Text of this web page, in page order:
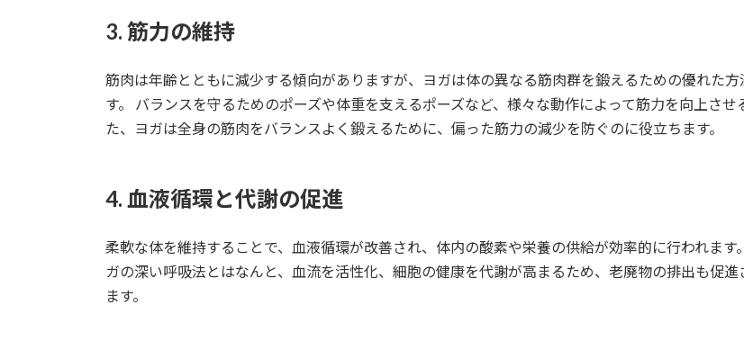
3. 筋力の維持
筋肉は年齢とともに減少する傾向がありますが、ヨガは体の異なる筋肉群を鍛えるための優れた方
す。 バランスを守るためのポーズや体重を支えるポーズなど、様々な動作によって筋力を向上させ
た、ヨガは全身の筋肉をバランスよく鍛えるために、偏った筋力の減少を防ぐのに役立ちます。
4. 血液循環と代謝の促進
柔軟な体を維持することで、血液循環が改善され、体内の酸素や栄養の供給が効率的に行われます
ガの深い呼吸法とはなんと、血流を活性化、細胞の健康を代謝が高まるため、老廃物の排出も促進
ます。